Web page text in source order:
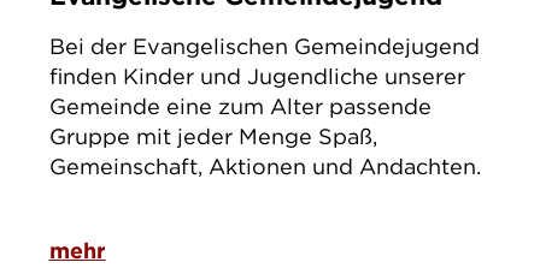
Bei der Evangelischen Gemeindejugend
finden Kinder und Jugendliche unserer
Gemeinde eine zum Alter passende
Gruppe mit jeder Menge Spaß,
Gemeinschaft, Aktionen und Andachten.
mehr